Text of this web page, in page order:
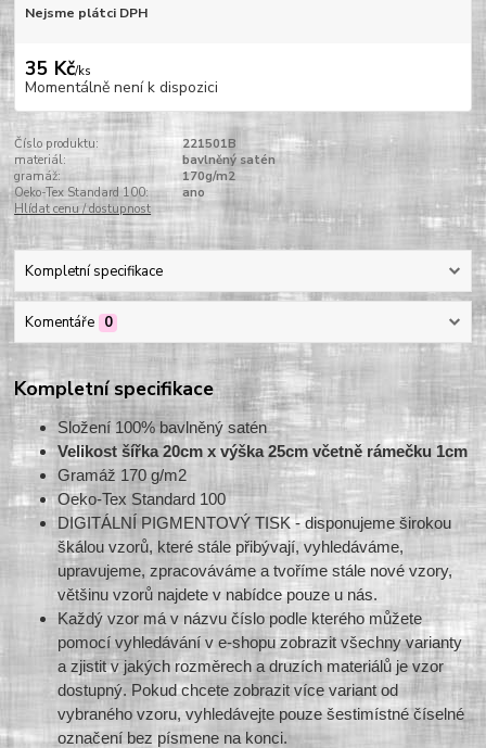
Nejsme plátci DPH
35 Kč/ks
Momentálně není k dispozici
Číslo produktu:
221501B
materiál:
bavlněný satén
gramáž:
170g/m2
Oeko-Tex Standard 100:
ano
Hlídat cenu / dostupnost
Kompletní specifikace
Komentáře 0
Kompletní specifikace
Složení 100% bavlněný satén
Velikost šířka 20cm x výška 25cm včetně rámečku 1cm
Gramáž 170 g/m2
Oeko-Tex Standard 100
DIGITÁLNÍ PIGMENTOVÝ TISK - disponujeme širokou
škálou vzorů, které stále přibývají, vyhledáváme,
upravujeme, zpracováváme a tvoříme stále nové vzory,
většinu vzorů najdete v nabídce pouze u nás.
Každý vzor má v názvu číslo podle kterého můžete
pomocí vyhledávání v e-shopu zobrazit všechny varianty
a zjistit v jakých rozměrech a druzích materiálů je vzor
dostupný. Pokud chcete zobrazit více variant od
vybraného vzoru, vyhledávejte pouze šestimístné číselné
označení bez písmene na konci.